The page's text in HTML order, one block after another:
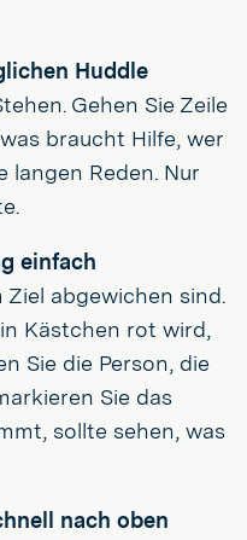
Huddle
Gehen Sie Zeile
braucht Hilfe, wer
langen Reden. Nur
einfach
abgewichen sind.
Kästchen rot wird,
Sie die Person, die
Sie das
sollte sehen, was
nach oben